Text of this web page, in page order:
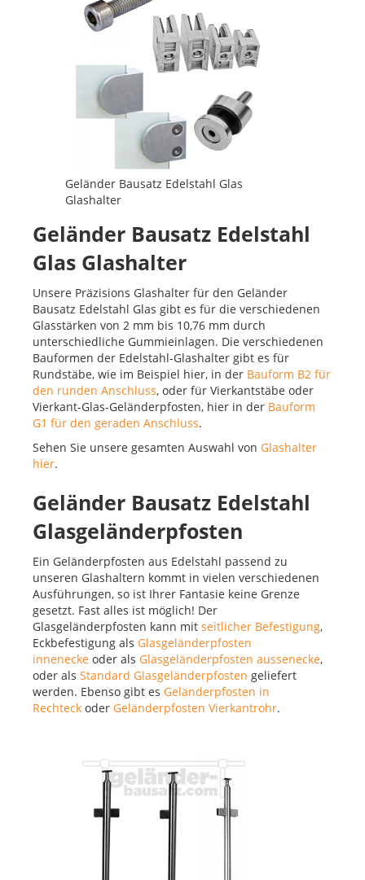
Geländer Bausatz Edelstahl Glas
Glashalter
Geländer Bausatz Edelstahl
Glas Glashalter
Unsere Präzisions Glashalter für den Geländer
Bausatz Edelstahl Glas gibt es für die verschiedenen
Glasstärken von 2 mm bis 10,76 mm durch
unterschiedliche Gummieinlagen. Die verschiedenen
Bauformen der Edelstahl-Glashalter gibt es für
Rundstäbe, wie im Beispiel hier, in der Bauform B2 für
den runden Anschluss, oder für Vierkantstäbe oder
Vierkant-Glas-Geländerpfosten, hier in der Bauform
G1 für den geraden Anschluss.
Sehen Sie unsere gesamten Auswahl von Glashalter
hier.
Geländer Bausatz Edelstahl
Glasgeländerpfosten
Ein Geländerpfosten aus Edelstahl passend zu
unseren Glashaltern kommt in vielen verschiedenen
Ausführungen, so ist Ihrer Fantasie keine Grenze
gesetzt. Fast alles ist möglich! Der
Glasgeländerpfosten kann mit seitlicher Befestigung,
Eckbefestigung als Glasgeländerpfosten
innenecke oder als Glasgeländerpfosten aussenecke,
oder als Standard Glasgeländerpfosten geliefert
werden. Ebenso gibt es Geländerpfosten in
Rechteck oder Geländerpfosten Vierkantrohr.